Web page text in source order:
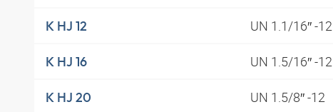
K HJ 12 UN 1.1/16″ -12
K HJ 16 UN 1.5/16″ -12
K HJ 20 UN 1.5/8″ -12